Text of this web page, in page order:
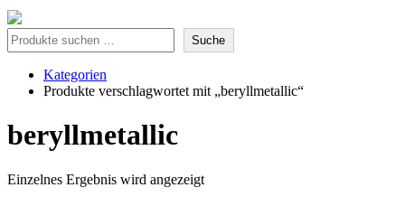
Suche Suche
Kategorien
Produkte verschlagwortet mit „beryllmetallic“
beryllmetallic
Einzelnes Ergebnis wird angezeigt